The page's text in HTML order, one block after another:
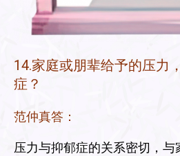
14.家庭或朋辈给予的压力
症？
范仲真答：
压力与抑郁症的关系密切，